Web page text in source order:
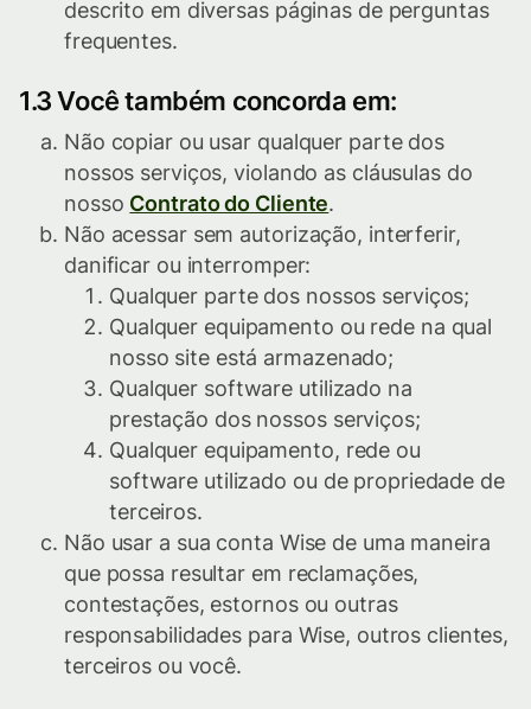
descrito em diversas páginas de perguntas
frequentes.
1.3 Você também concorda em:
Não copiar ou usar qualquer parte dos
nossos serviços, violando as cláusulas do
nosso Contrato do Cliente.
Não acessar sem autorização, interferir,
danificar ou interromper:
Qualquer parte dos nossos serviços;
Qualquer equipamento ou rede na qual
nosso site está armazenado;
Qualquer software utilizado na
prestação dos nossos serviços;
Qualquer equipamento, rede ou
software utilizado ou de propriedade de
terceiros.
Não usar a sua conta Wise de uma maneira
que possa resultar em reclamações,
contestações, estornos ou outras
responsabilidades para Wise, outros clientes,
terceiros ou você.